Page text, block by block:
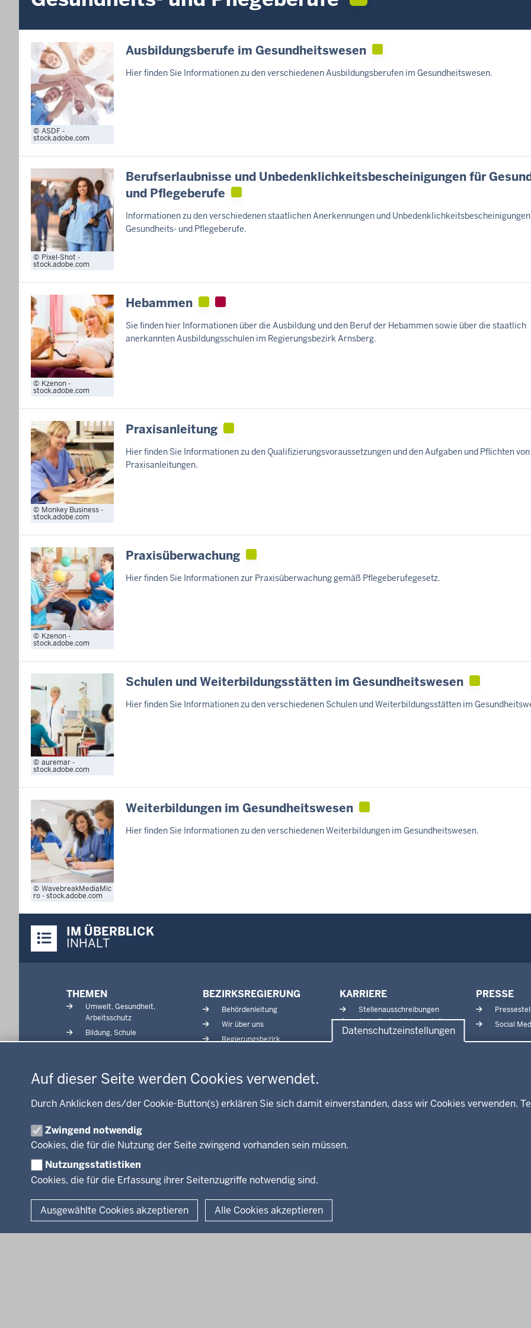
Datenschutzeinstellungen
Auf dieser Seite werden Cookies verwendet.
Durch Anklicken des/der Cookie-Button(s) erklären Sie sich damit einverstanden, dass wir Cookies verwenden.
Zwingend notwendig
Cookies, die für die Nutzung der Seite zwingend vorhanden sein müssen.
Nutzungsstatistiken
Cookies, die für die Erfassung ihrer Seitenzugriffe notwendig sind.
Ausgewählte Cookies akzeptieren Alle Cookies akzeptieren
ASDF -
stock.adobe.com
Ausbildungsberufe im Gesundheitswesen
Hier finden Sie Informationen zu den verschiedenen Ausbildungsberufen im Gesundheitswesen.
Pixel-Shot -
stock.adobe.com
Berufserlaubnisse und Unbedenklichkeitsbescheinigungen für
und Pflegeberufe
Informationen zu den verschiedenen staatlichen Anerkennungen und
Gesundheits- und Pflegeberufe.
Kzenon -
stock.adobe.com
Hebammen
Sie finden hier Informationen über die Ausbildung und den Beruf der Hebammen sowie über die staatlich
anerkannten Ausbildungsschulen im Regierungsbezirk Arnsberg.
Monkey Business -
stock.adobe.com
Praxisanleitung
Hier finden Sie Informationen zu den Qualifizierungsvoraussetzungen und den Aufgaben und Pflichten von
Praxisanleitungen.
Kzenon -
stock.adobe.com
Praxisüberwachung
Hier finden Sie Informationen zur Praxisüberwachung gemäß Pflegeberufegesetz.
auremar -
stock.adobe.com
Schulen und Weiterbildungsstätten im Gesundheitswesen
Hier finden Sie Informationen zu den verschiedenen Schulen und Weiterbildungsstätten im
WavebreakMediaMic
ro - stock.adobe.com
Weiterbildungen im Gesundheitswesen
Hier finden Sie Informationen zu den verschiedenen Weiterbildungen im Gesundheitswesen.
Inhalte
IM ÜBERBLICK
INHALT
THEMEN
Umwelt, Gesundheit,
Arbeitsschutz
Bildung, Schule
Kommunalaufsicht, Planung,
Energie, Bergbau
Kultur, Sport
Recht, Ordnung
Förderportal, Wirtschaft
BEZIRKSREGIERUNG
Behördenleitung
Wir über uns
Regierungsbezirk
KARRIERE
Stellenausschreibungen
Aktuelle Ausbildungsstellen
und Praktika
PRESSE
Social